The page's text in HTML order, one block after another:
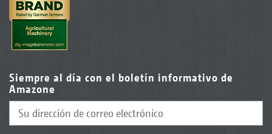
Siempre al día con el boletín informativo de
Amazone